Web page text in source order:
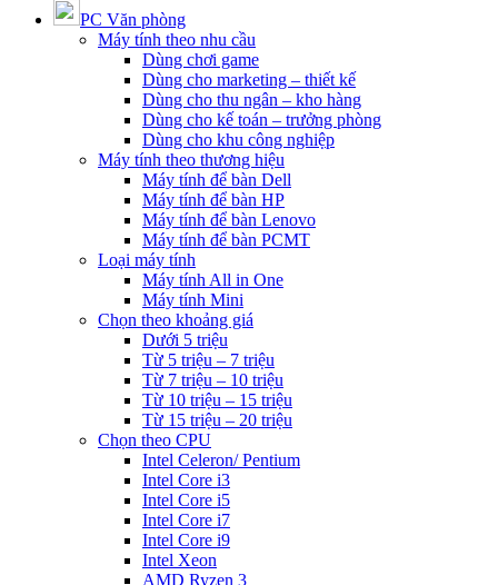
PC Văn phòng
Máy tính theo nhu cầu
Dùng chơi game
Dùng cho marketing – thiết kế
Dùng cho thu ngân – kho hàng
Dùng cho kế toán – trưởng phòng
Dùng cho khu công nghiệp
Máy tính theo thương hiệu
Máy tính để bàn Dell
Máy tính để bàn HP
Máy tính để bàn Lenovo
Máy tính để bàn PCMT
Loại máy tính
Máy tính All in One
Máy tính Mini
Chọn theo khoảng giá
Dưới 5 triệu
Từ 5 triệu – 7 triệu
Từ 7 triệu – 10 triệu
Từ 10 triệu – 15 triệu
Từ 15 triệu – 20 triệu
Chọn theo CPU
Intel Celeron/ Pentium
Intel Core i3
Intel Core i5
Intel Core i7
Intel Core i9
Intel Xeon
AMD Ryzen 3